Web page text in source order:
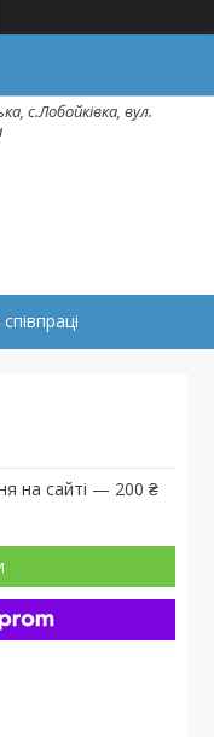
с.Лобойківка, вул.
на сайті — 200 ₴